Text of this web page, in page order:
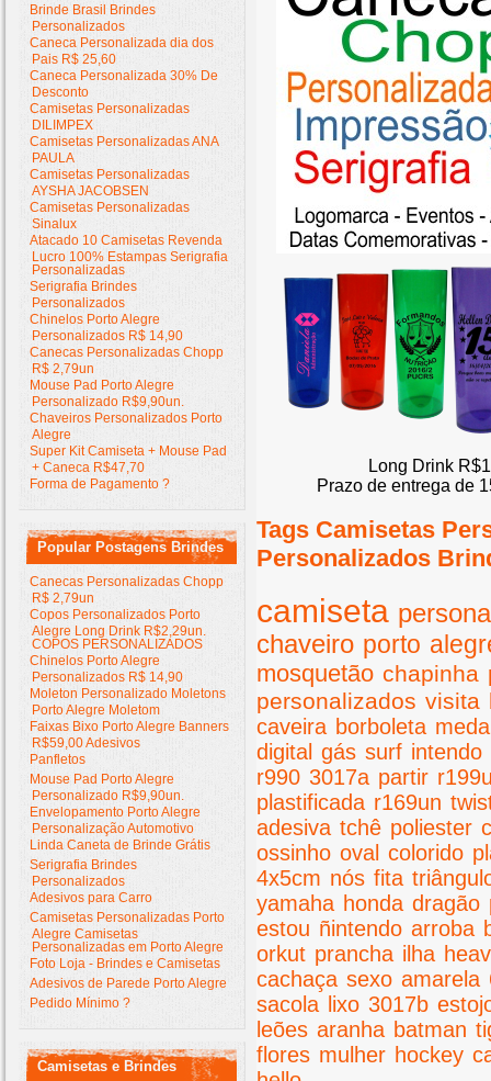
Brinde Brasil Brindes
Personalizados
Caneca Personalizada dia dos
Pais R$ 25,60
Caneca Personalizada 30% De
Desconto
Camisetas Personalizadas
DILIMPEX
Camisetas Personalizadas ANA
PAULA
Camisetas Personalizadas
AYSHA JACOBSEN
Camisetas Personalizadas
Sinalux
Atacado 10 Camisetas Revenda
Lucro 100% Estampas Serigrafia
Personalizadas
Serigrafia Brindes
Personalizados
Chinelos Porto Alegre
Personalizados R$ 14,90
Canecas Personalizadas Chopp
R$ 2,79un
Mouse Pad Porto Alegre
Personalizado R$9,90un.
Chaveiros Personalizados Porto
Alegre
Super Kit Camiseta + Mouse Pad
+ Caneca R$47,70
Forma de Pagamento ?
Popular Postagens Brindes
Canecas Personalizadas Chopp
R$ 2,79un
Copos Personalizados Porto
Alegre Long Drink R$2,29un.
COPOS PERSONALIZADOS
Chinelos Porto Alegre
Personalizados R$ 14,90
Moleton Personalizado Moletons
Porto Alegre Moletom
Faixas Bixo Porto Alegre Banners
R$59,00 Adesivos
Panfletos
Mouse Pad Porto Alegre
Personalizado R$9,90un.
Envelopamento Porto Alegre
Personalização Automotivo
Linda Caneta de Brinde Grátis
Serigrafia Brindes
Personalizados
Adesivos para Carro
Camisetas Personalizadas Porto
Alegre Camisetas
Personalizadas em Porto Alegre
Foto Loja - Brindes e Camisetas
Adesivos de Parede Porto Alegre
Pedido Mínimo ?
Camisetas e Brindes
Long Drink
Prazo de entrega de
Tags Camisetas
Personalizados
camiseta
chaveiro porto
mosquetão chapinha
personalizados visita
caveira borboleta
digital gás surf intendo
r990 3017a partir
plastificada r169un
adesiva tchê poliester
ossinho oval colorido
4x5cm nós fita
yamaha honda dragão
estou ñintendo arroba
orkut prancha ilha
cachaça sexo amarela
sacola lixo 3017b
leões aranha batman
flores mulher hockey